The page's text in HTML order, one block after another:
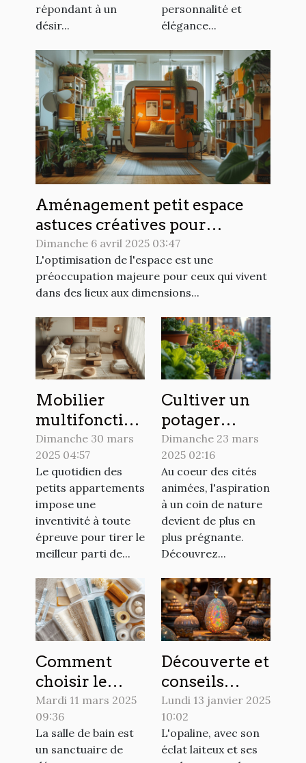
répondant à un
désir...
personnalité et
élégance...
Aménagement petit espace
astuces créatives pour
optimiser chaque mètre carré
Dimanche 6 avril 2025 03:47
L'optimisation de l'espace est une
préoccupation majeure pour ceux qui vivent
dans des lieux aux dimensions...
Mobilier
multifonction
pour petits
appartements
optimisation
maximale de
l'espace
Dimanche 30 mars
2025 04:57
Le quotidien des
petits appartements
impose une
inventivité à toute
épreuve pour tirer le
meilleur parti de...
Cultiver un
potager
urbain sur un
balcon les
secrets d'un
espace vert en
ville
Dimanche 23 mars
2025 02:16
Au coeur des cités
animées, l'aspiration
à un coin de nature
devient de plus en
plus prégnante.
Découvrez...
Comment
choisir le
matériau
idéal pour
votre rideau
Mardi 11 mars 2025
09:36
La salle de bain est
un sanctuaire de
Découverte et
conseils
d'achat pour
les amateurs
d'opaline
Lundi 13 janvier 2025
10:02
L'opaline, avec son
éclat laiteux et ses